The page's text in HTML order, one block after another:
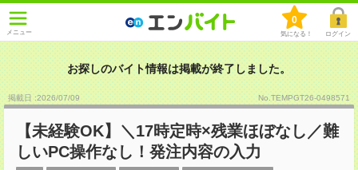
メニュー
0
気になる！ ログイン
お探しのバイト情報は掲載が終了しました。
掲載日 :2026/07/09 No.TEMPGT26-0498571
【未経験OK】＼17時定時×残業ほぼなし／難
しいPC操作なし！発注内容の入力